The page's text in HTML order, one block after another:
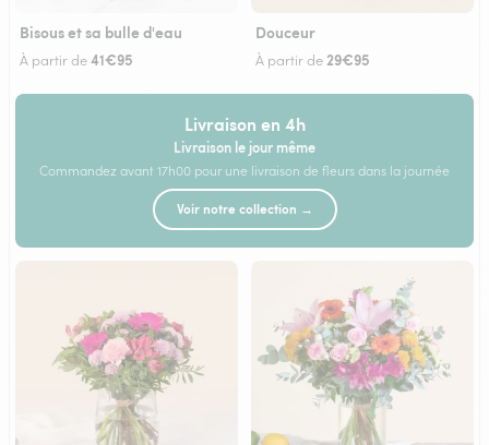
Bisous et sa bulle d'eau
À partir de41€95
Douceur
À partir de 29€95
Livraison en 4h
Livraison le jour même
Commandez avant 17h00 pour une livraison de fleurs dans la journée
Voir notre collection →